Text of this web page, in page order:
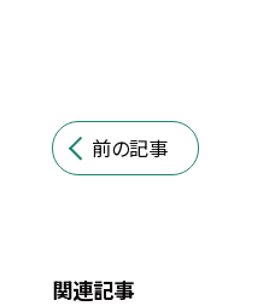
前の記事
関連記事